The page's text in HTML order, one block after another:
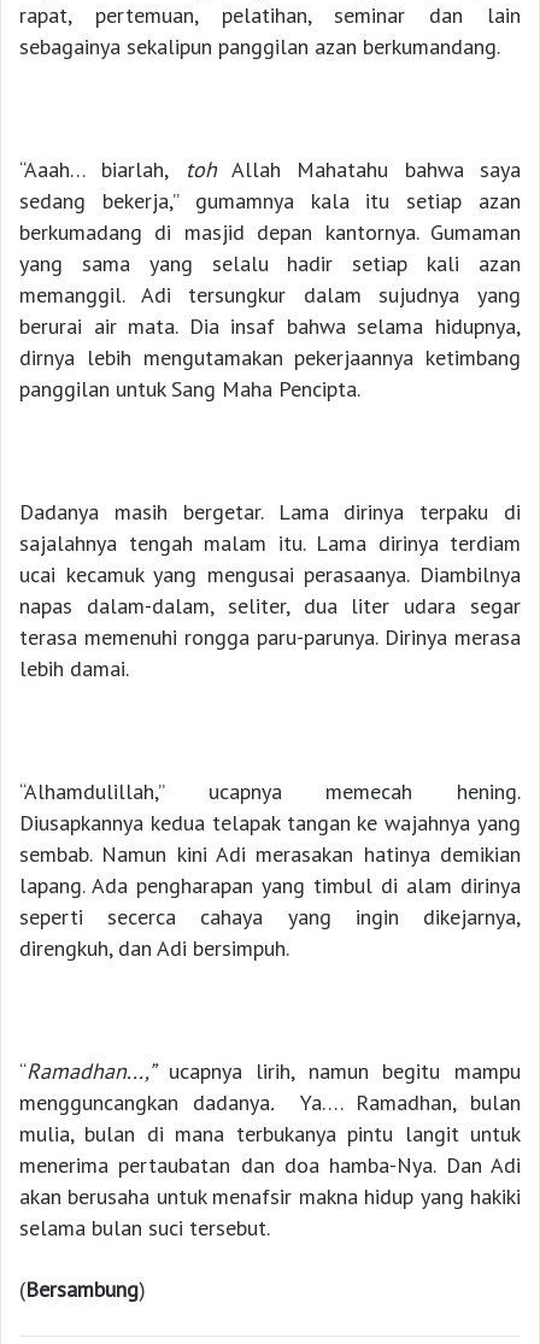
rapat, pertemuan, pelatihan, seminar dan lain
sebagainya sekalipun panggilan azan berkumandang.
“Aaah… biarlah, tohAllah Mahatahu bahwa saya
sedang bekerja,” gumamnya kala itu setiap azan
berkumadang di masjid depan kantornya. Gumaman
yang sama yang selalu hadir setiap kali azan
memanggil. Adi tersungkur dalam sujudnya yang
berurai air mata. Dia insaf bahwa selama hidupnya,
dirnya lebih mengutamakan pekerjaannya ketimbang
panggilan untuk Sang Maha Pencipta.
Dadanya masih bergetar. Lama dirinya terpaku di
sajalahnya tengah malam itu. Lama dirinya terdiam
ucai kecamuk yang mengusai perasaanya. Diambilnya
napas dalam-dalam, seliter, dua liter udara segar
terasa memenuhi rongga paru-parunya. Dirinya merasa
lebih damai.
“Alhamdulillah,” ucapnya memecah hening.
Diusapkannya kedua telapak tangan ke wajahnya yang
sembab. Namun kini Adi merasakan hatinya demikian
lapang. Ada pengharapan yang timbul di alam dirinya
seperti secerca cahaya yang ingin dikejarnya,
direngkuh, dan Adi bersimpuh.
“Ramadhan...,” ucapnya lirih, namun begitu mampu
mengguncangkan dadanya.
Ya…. Ramadhan, bulan
mulia, bulan di mana terbukanya pintu langit untuk
menerima pertaubatan dan doa hamba-Nya. Dan Adi
akan berusaha untuk menafsir makna hidup yang hakiki
selama bulan suci tersebut.
(Bersambung)